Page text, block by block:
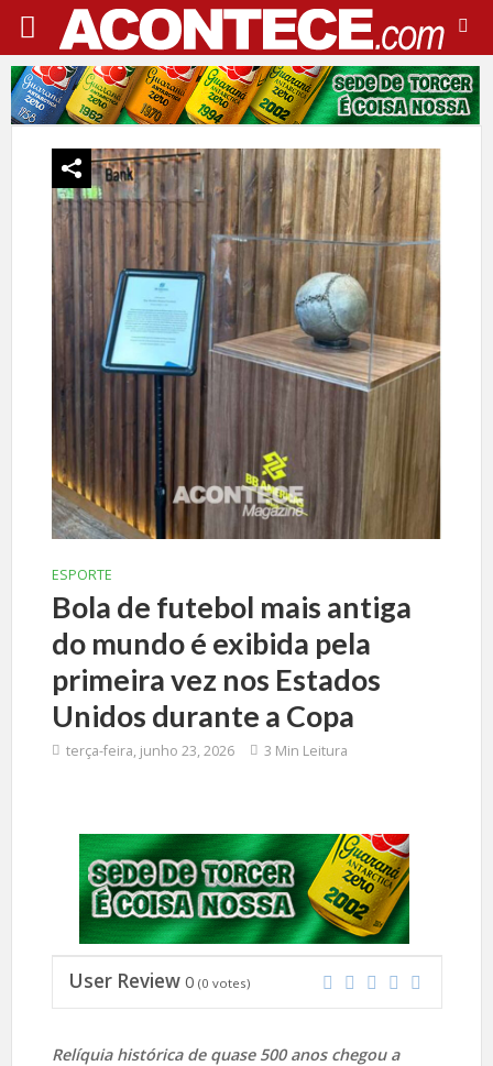
ESPORTE
Bola de futebol mais antiga
do mundo é exibida pela
primeira vez nos Estados
Unidos durante a Copa
terça-feira, junho 23, 2026 3 Min Leitura
User Review 0 (0 votes)
Relíquia histórica de quase 500 anos chegou a